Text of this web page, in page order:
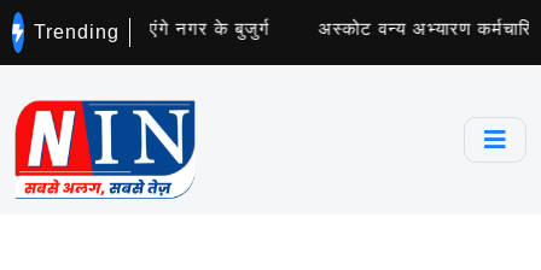
Trending
अभियान चलाएंगे नगर के बुजुर्ग अस्कोट वन्य अभ्यारण